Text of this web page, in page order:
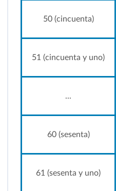
50 (cincuenta)
51 (cincuenta y uno)
...
60 (sesenta)
61 (sesenta y uno)